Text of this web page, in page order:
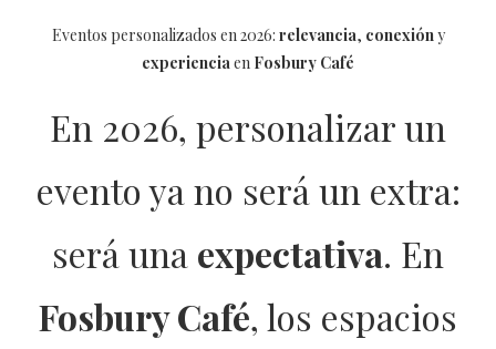
Eventos personalizados en 2026: relevancia, conexióny
experiencia en Fosbury Café
En 2026, personalizar un
evento ya no será un extra:
será una expectativa. En
Fosbury Café, los espacios